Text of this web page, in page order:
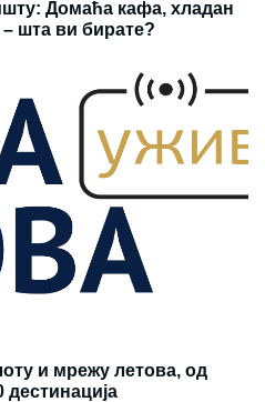
Домаћа кафа, хладан
шта ви бирате?
и мрежу летова, од
дестинација